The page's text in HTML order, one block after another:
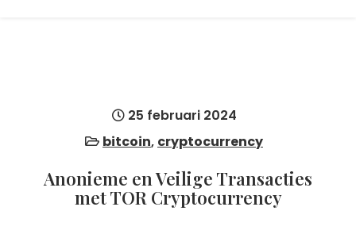
25 februari 2024
bitcoin, cryptocurrency
Anonieme en Veilige Transacties
met TOR Cryptocurrency